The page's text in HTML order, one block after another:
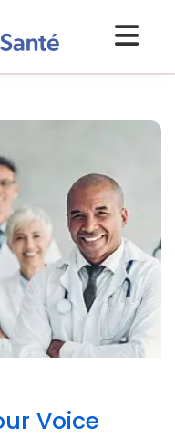
Voice